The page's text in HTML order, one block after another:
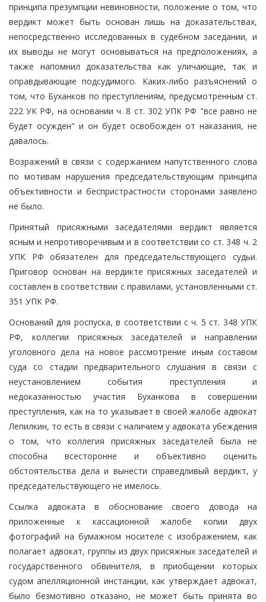
принципа презумпции невиновности, положение о том, что
вердикт может быть основан лишь на доказательствах,
непосредственно исследованных в судебном заседании, и
их выводы не могут основываться на предположениях, а
также напомнил доказательства как уличающие, так и
оправдывающие подсудимого. Каких-либо разъяснений о
том, что Буханков по преступлениям, предусмотренным ст.
222 УК РФ, на основании ч. 8 ст. 302 УПК РФ "все равно не
будет осужден" и он будет освобожден от наказания, не
давалось.
Возражений в связи с содержанием напутственного слова
по мотивам нарушения председательствующим принципа
объективности и беспристрастности сторонами заявлено
не было.
Принятый присяжными заседателями вердикт является
ясным и непротиворечивым и в соответствии со ст. 348 ч. 2
УПК РФ обязателен для председательствующего судьи.
Приговор основан на вердикте присяжных заседателей и
составлен в соответствии с правилами, установленными ст.
351 УПК РФ.
Оснований для роспуска, в соответствии с ч. 5 ст. 348 УПК
РФ, коллегии присяжных заседателей и направлении
уголовного дела на новое рассмотрение иным составом
суда со стадии предварительного слушания в связи с
неустановлением события преступления и
недоказанностью участия Буханкова в совершении
преступления, как на то указывает в своей жалобе адвокат
Лепилкин, то есть в связи с наличием у адвоката убеждения
о том, что коллегия присяжных заседателей была не
способна всесторонне и объективно оценить
обстоятельства дела и вынести справедливый вердикт, у
председательствующего не имелось.
Ссылка адвоката в обоснование своего довода на
приложенные к кассационной жалобе копии двух
фотографий на бумажном носителе с изображением, как
полагает адвокат, группы из двух присяжных заседателей и
государственного обвинителя, в приобщении которых
судом апелляционной инстанции, как утверждает адвокат,
было безмотивно отказано, не может быть принята во